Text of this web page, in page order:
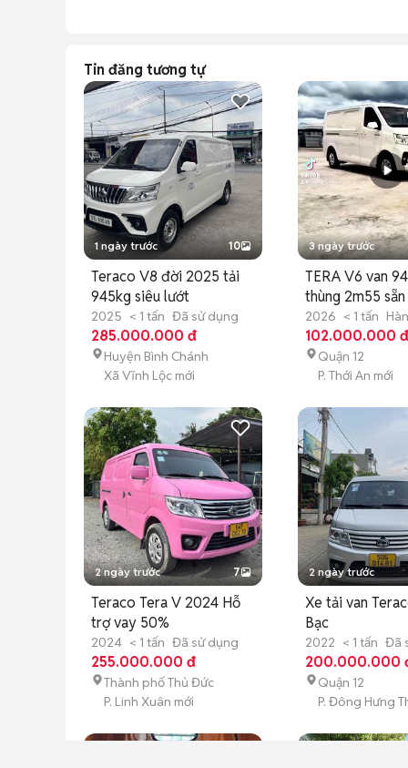
Tin đăng tương tự
1 ngày trước 10
Teraco V8 đời 2025 tải
945kg siêu lướt
2025 < 1 tấn Đã sử dụng
285.000.000 đ
Huyện Bình Chánh
Xã Vĩnh Lộc mới
3 ngày trước
TERA V6 van
thùng 2m55
ngay
2026 < 1 tấn Hàn
Quốc Mới
102.000.000
Quận 12
P. Thới An mới
2 ngày trước 7
Teraco Tera V 2024 Hỗ
trợ vay 50%
2024 < 1 tấn Đã sử dụng
255.000.000 đ
Thành phố Thủ Đức
P. Linh Xuân mới
2 ngày trước
Xe tải van
Bạc
2022 < 1 tấn Đã
200.000.000
Quận 12
P. Đông Hưng